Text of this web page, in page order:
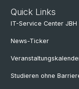
Quick Links
IT-Service Center JBH
News-Ticker
Studieren ohne